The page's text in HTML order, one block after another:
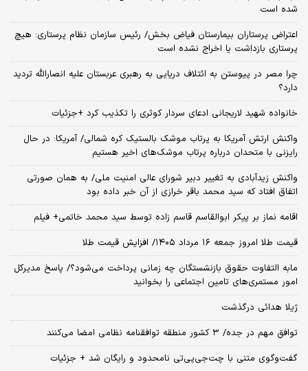
شده است
اعتراض پرستاران بیمارستان فیاض بخش/ رئیس سازمان نظام پرستاری: هیچ
پرستاری بازداشت یا اخراج نشده است
چرا مصر در پیوستن به ائتلاف دریایی به رهبری عربستان علیه انصارالله تردید
دارد؟
خانواده شهید لاریجانی ادعای سردار کوثری را تکذیب کرد +جزئیات
واکنش ارتش آمریکا به پرتاب موشک بالستیک کره شمالی/ آمریکا: در حال
رایزنی با متحدان درباره پرتاب موشک‌های اخیر هستیم
واکنش زیدآبادی به تغییر دبیر شورای عالی امنیت ملی/ به همان صورتی
اتفاق افتاد که سید محمد باقر خرازی از آن خبر داده بود
اقامه نماز بر پیکر ابوالقاسم قاسم زاده توسط سید محمد خاتمی+ فیلم
قیمت طلا امروز جمعه ۱۶ مرداد ۱۴۰۵/ افزایش قیمت طلا
مابه التفاوت حقوق بازنشستگان چه زمانی پرداخت می‌شود؟/ پاسخ مدیرکل
امور مستمری‌های تامین اجتماعی را بخوانید
ژیلا هدائی درگذشت
توافق مهم در جده/ ۳ کشور منطقه توافقنامه نظامی امضا می‌کنند
گفت‌وگوی متنی با چت‌جی‌پی‌تی نامحدود و رایگان شد + جزئیات